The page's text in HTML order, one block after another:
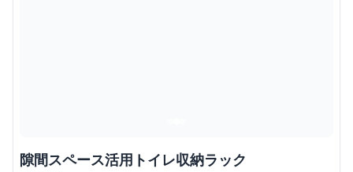
隙間スペース活用トイレ収納ラック